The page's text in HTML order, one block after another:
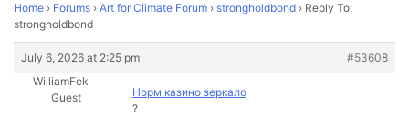
Home › Forums › Art for Climate Forum › strongholdbond › Reply To:
strongholdbond
July 6, 2026 at 2:25 pm
#53608
WilliamFek
Guest
Норм казино зеркало
?